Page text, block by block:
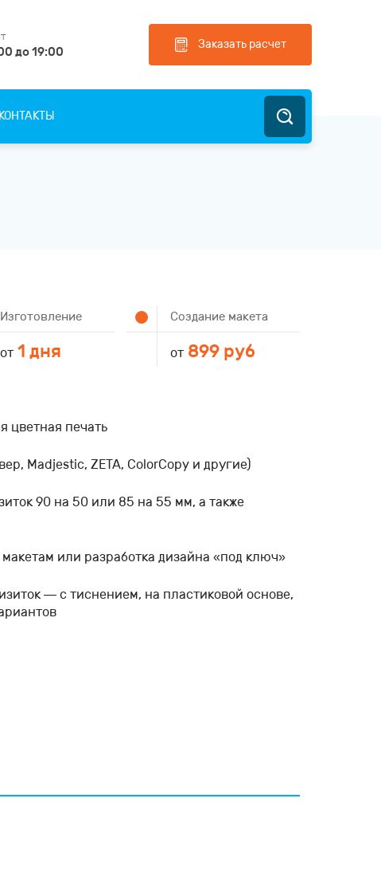
до 19:00 Заказать расчет
КОНТАКТЫ
Изготовление
от 1 дня
Создание макета
от899 руб
цветная печать
Madjestic, ZETA, ColorCopy и другие)
90 на 50 или 85 на 55 мм, а также
или разработка дизайна «под ключ»
— с тиснением, на пластиковой основе,